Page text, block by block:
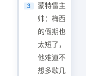
3
蒙特雷主
帅：梅西
的假期也
太短了，
他难道不
想多歇几